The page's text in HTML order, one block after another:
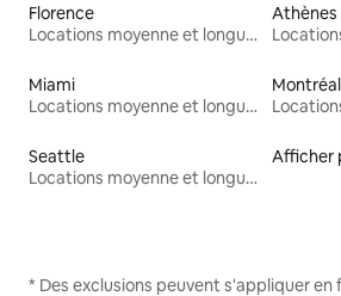
Florence
Locations moyenne et longue durée
Athènes
Miami
Locations moyenne et longue durée
Montréal
Seattle
Locations moyenne et longue durée
Afficher
* Des exclusions peuvent s'appliquer en